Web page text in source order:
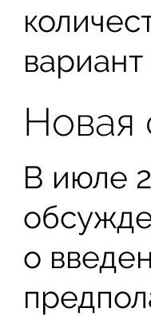
вариант
Новая
В июле
о